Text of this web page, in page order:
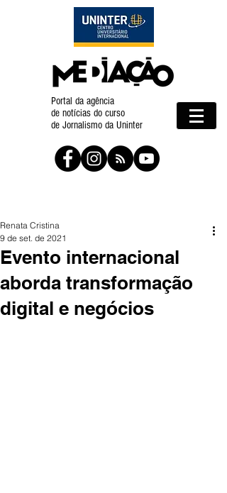
Portal da agência
de notícias do curso
de Jornalismo da Uninter
Evento internacional
aborda transformação
digital e negócios
Renata Cristina
9 de set. de 2021